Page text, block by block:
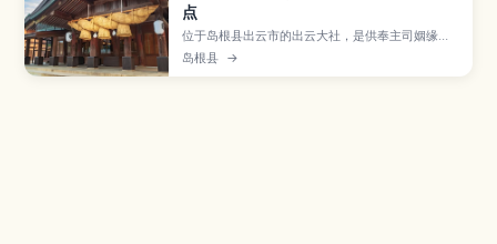
点
位于岛根县出云市的出云大社，是供奉主司姻缘的
大国主大神的著名神社，被视为日本代表性的缘结
能量景点。文章介绍本殿和神乐殿巨型注连绳、松
岛根县 →